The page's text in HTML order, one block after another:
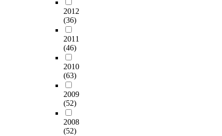
2012
(36)
2011
(46)
2010
(63)
2009
(52)
2008
(52)